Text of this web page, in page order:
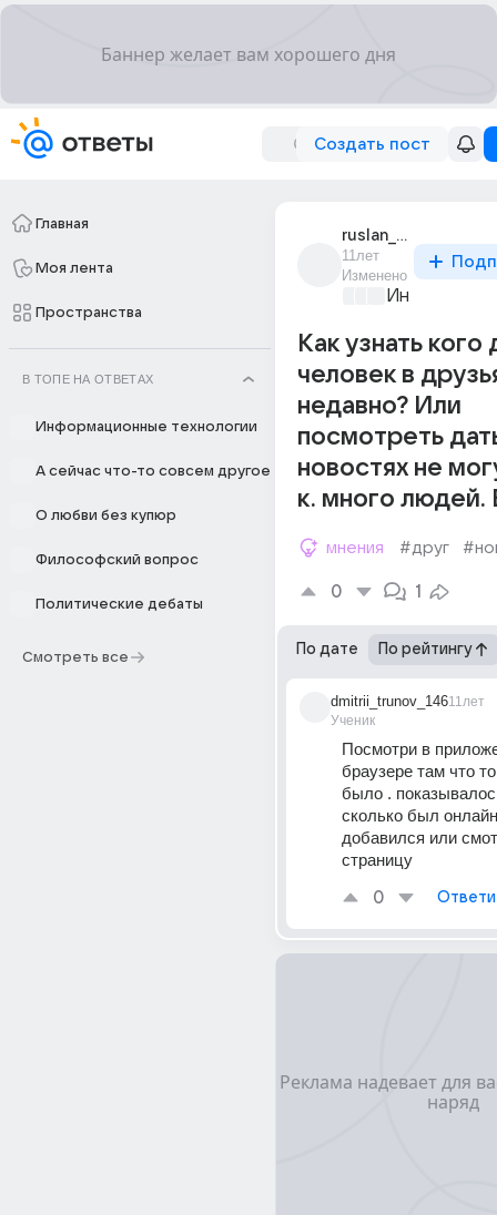
Создать пост
Главная
Моя лента
Пространства
В ТОПЕ НА ОТВЕТАХ
Информационные технологии
А сейчас что-то совсем другое
О любви без купюр
Философский вопрос
Политические дебаты
Смотреть все
ruslan_20289
11лет
Изменено
Как узнать кого
человек в
недавно? Или
посмотреть
новостях не
к. много людей.
мнения #друг
0 1
По дате По рейтингу
dmitrii_trunov_146
Ученик
11лет
Посмотри в
браузере там что
было .
сколько был онлайн
добавился или
страницу
0